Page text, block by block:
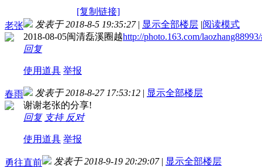
[复制链接]
老张
发表于 2018-8-5 19:35:27 | 显示全部楼层 |阅读模式
2018-08-05闽清磊溪圈越http://photo.163.com/
回复
使用道具 举报
春雨 发表于 2018-8-27 17:53:12 | 显示全部楼层
谢谢老张的分享!
回复 支持 反对
使用道具 举报
勇往直前 发表于 2018-9-19 20:29:07 | 显示全部楼层